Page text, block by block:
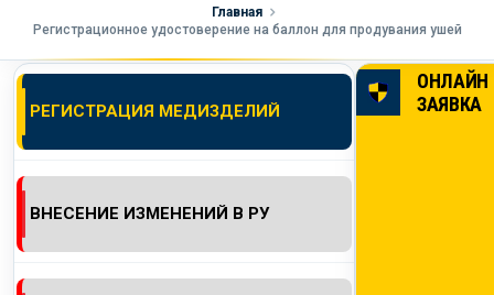
НАША КОМПАНИЯ
КОНТАКТЫ
Главная
Регистрационное удостоверение на баллон для продувания ушей
РЕГИСТРАЦИЯ МЕДИЗДЕЛИЙ
ВНЕСЕНИЕ ИЗМЕНЕНИЙ В РУ
ОНЛАЙН
ЗАЯВКА